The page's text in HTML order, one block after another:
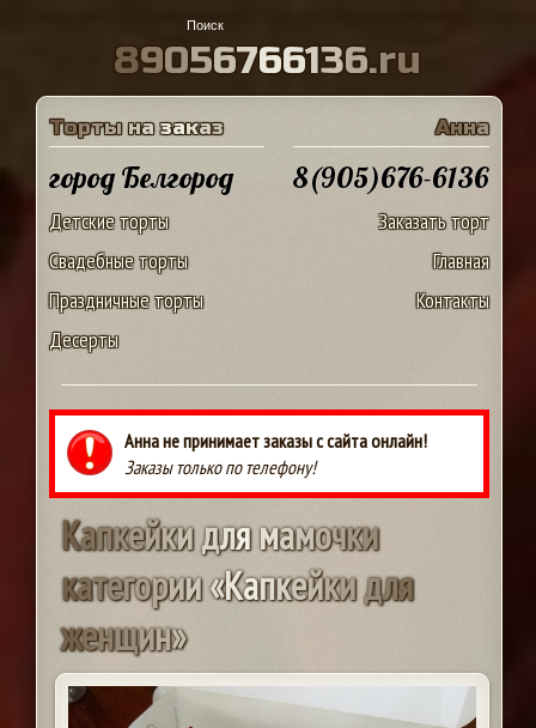
89056766136.ru
Торты на заказ
город Белгород
Детские торты
Свадебные торты
Праздничные торты
Десерты
Анна
8(905)676-6136
Заказать торт
Главная
Контакты
Анна не принимает заказы с сайта онлайн!
Заказы только по телефону!
Капкейкидлямамочки
категории«Капкейкидля
женщин»